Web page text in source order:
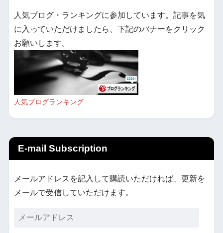
人気ブログ・ランキングに参加しています。記事を気
に入っていただけましたら、下記のバナーをクリック
お願いします。
人気ブログランキング
E-mail Subscription
メールアドレスを記入して購読いただければ、更新を
メールで受信していただけます。